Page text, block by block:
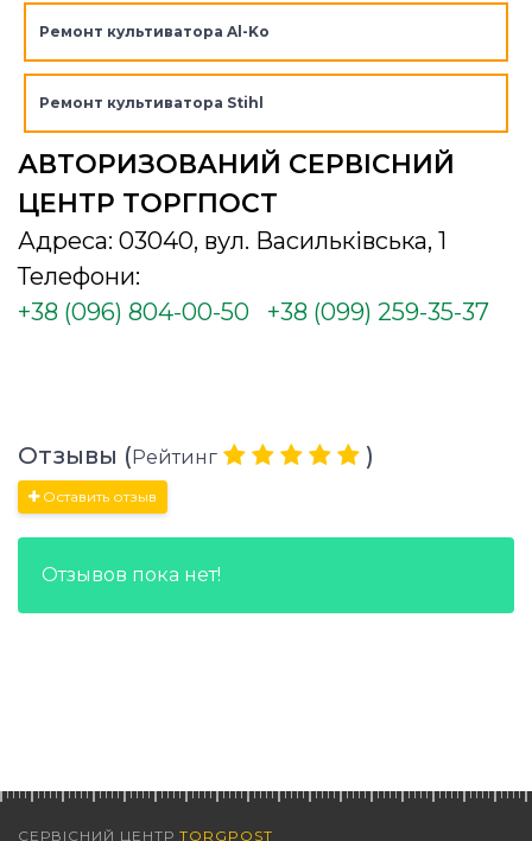
Ремонт культиватора Al-Ko
Ремонт культиватора Stihl
АВТОРИЗОВАНИЙ СЕРВІСНИЙ
ЦЕНТР ТОРГПОСТ
Адреса: 03040, вул. Васильківська, 1
Телефони:
+38 (096) 804-00-50
+38 (099) 259-35-37
Отзывы (Рейтинг )
Оставить отзыв
Отзывов пока нет!
СЕРВІСНИЙ ЦЕНТР TORGPOST